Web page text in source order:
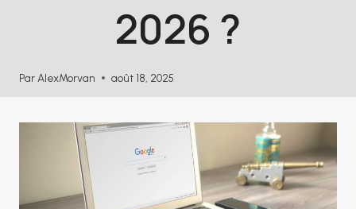
2026 ?
Par AlexMorvan août 18, 2025